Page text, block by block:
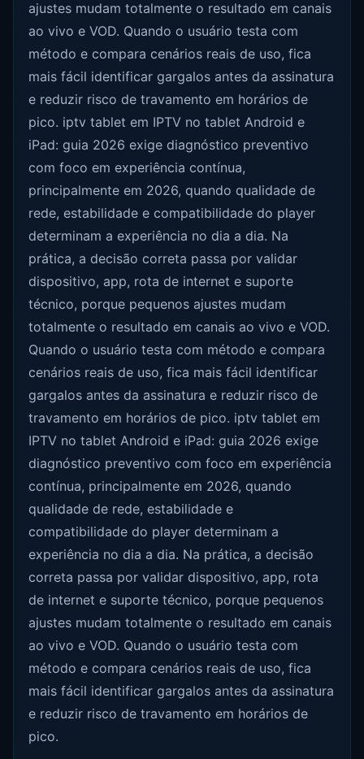
ajustes mudam totalmente o resultado em canais
ao vivo e VOD. Quando o usuário testa com
método e compara cenários reais de uso, fica
mais fácil identificar gargalos antes da assinatura
e reduzir risco de travamento em horários de
pico. iptv tablet em IPTV no tablet Android e
iPad: guia 2026 exige diagnóstico preventivo
com foco em experiência contínua,
principalmente em 2026, quando qualidade de
rede, estabilidade e compatibilidade do player
determinam a experiência no dia a dia. Na
prática, a decisão correta passa por validar
dispositivo, app, rota de internet e suporte
técnico, porque pequenos ajustes mudam
totalmente o resultado em canais ao vivo e VOD.
Quando o usuário testa com método e compara
cenários reais de uso, fica mais fácil identificar
gargalos antes da assinatura e reduzir risco de
travamento em horários de pico. iptv tablet em
IPTV no tablet Android e iPad: guia 2026 exige
diagnóstico preventivo com foco em experiência
contínua, principalmente em 2026, quando
qualidade de rede, estabilidade e
compatibilidade do player determinam a
experiência no dia a dia. Na prática, a decisão
correta passa por validar dispositivo, app, rota
de internet e suporte técnico, porque pequenos
ajustes mudam totalmente o resultado em canais
ao vivo e VOD. Quando o usuário testa com
método e compara cenários reais de uso, fica
mais fácil identificar gargalos antes da assinatura
e reduzir risco de travamento em horários de
pico.